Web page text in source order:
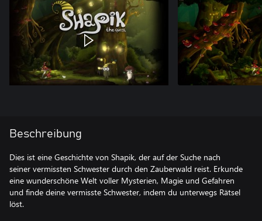
Beschreibung
Dies ist eine Geschichte von Shapik, der auf der Suche nach
seiner vermissten Schwester durch den Zauberwald reist. Erkunde
eine wunderschöne Welt voller Mysterien, Magie und Gefahren
und finde deine vermisste Schwester, indem du unterwegs Rätsel
löst.